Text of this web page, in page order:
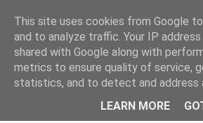
A Little Bit More Arménia
This site uses cookies from Google
and to analyze traffic. Your IP
shared with Google along with
metrics to ensure quality of service,
statistics, and to detect and address
LEARN MORE